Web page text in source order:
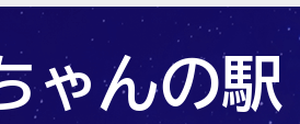
ゃんの駅